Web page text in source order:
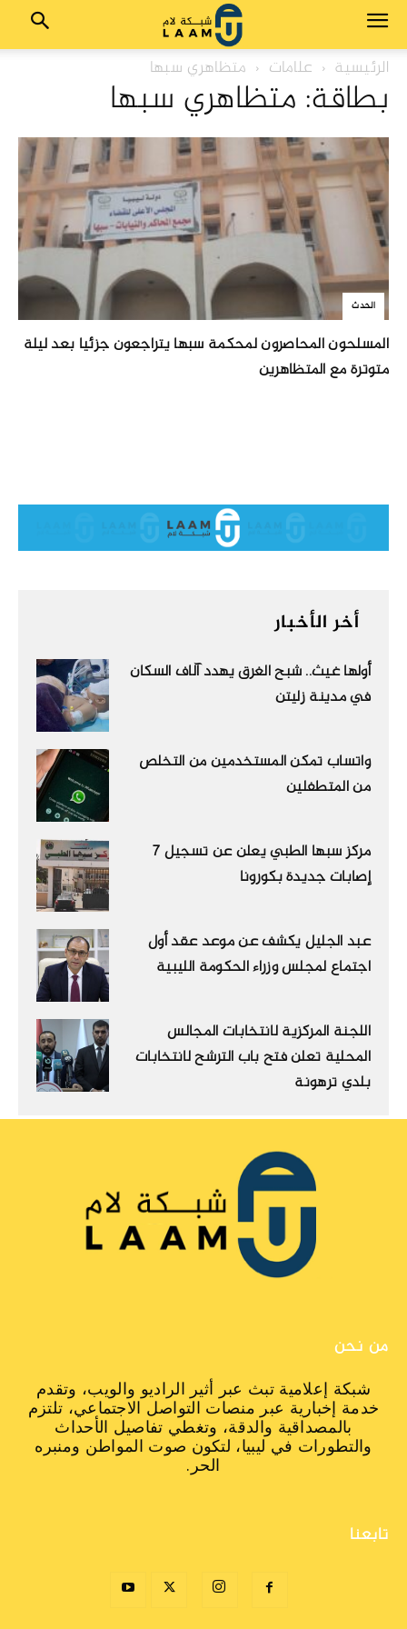
الرئيسية علامات متظاهري سبها
بطاقة: متظاهري سبها
الحدث
المسلحون المحاصرون لمحكمة سبها يتراجعون جزئيا بعد ليلة
متوترة مع المتظاهرين
أخر الأخبار
أولها غيث.. شبح الغرق يهدد آلاف السكان
في مدينة زليتن
واتساب تمكن المستخدمين من التخلص
من المتطفلين
مركز سبها الطبي يعلن عن تسجيل 7
إصابات جديدة بكورونا
عبد الجليل يكشف عن موعد عقد أول
اجتماع لمجلس وزراء الحكومة الليبية
اللجنة المركزية لانتخابات المجالس
المحلية تعلن فتح باب الترشح لانتخابات
بلدي ترهونة
من نحن
شبكة إعلامية تبث عبر أثير الراديو والويب، وتقدم
خدمة إخبارية عبر منصات التواصل الاجتماعي، تلتزم
بالمصداقية والدقة، وتغطي تفاصيل الأحداث
والتطورات في ليبيا، لتكون صوت المواطن ومنبره
الحر.
تابعنا